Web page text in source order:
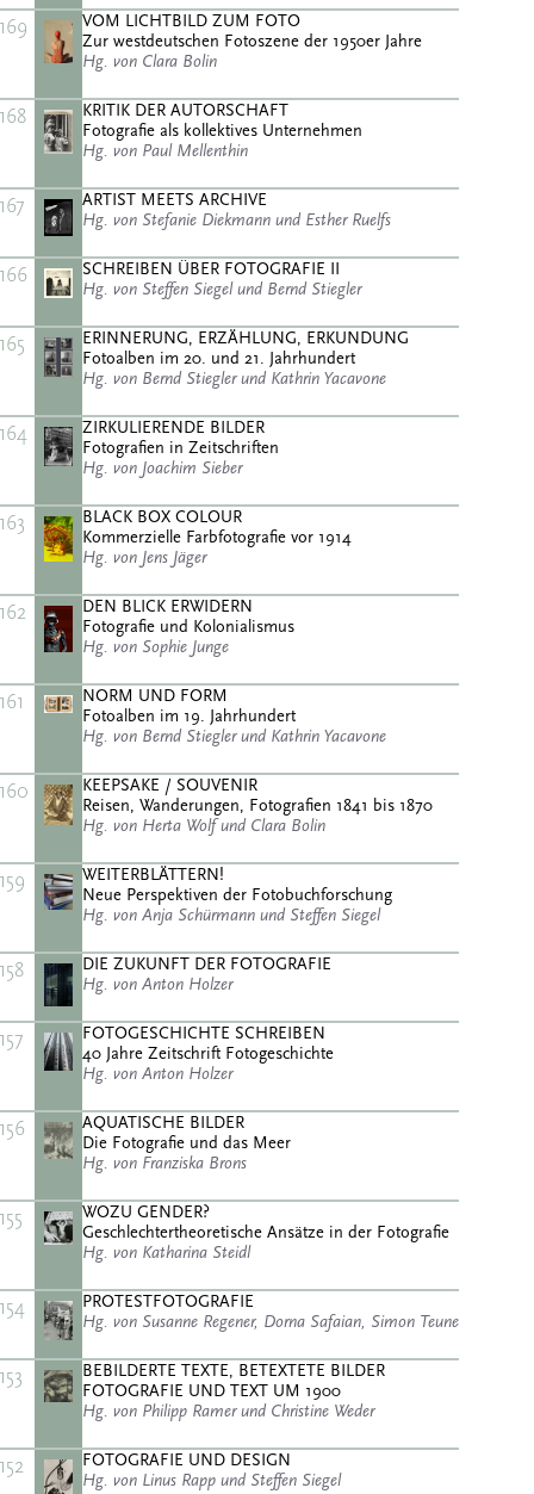
169
VOM LICHTBILD ZUM FOTO
Zur westdeutschen Fotoszene der 1950er Jahre
Hg. von Clara Bolin
168
KRITIK DER AUTORSCHAFT
Fotografie als kollektives Unternehmen
Hg. von Paul Mellenthin
167
ARTIST MEETS ARCHIVE
Hg. von Stefanie Diekmann und Esther Ruelfs
166
SCHREIBEN ÜBER FOTOGRAFIE II
Hg. von Steffen Siegel und Bernd Stiegler
165
ERINNERUNG, ERZÄHLUNG, ERKUNDUNG
Fotoalben im 20. und 21. Jahrhundert
Hg. von Bernd Stiegler und Kathrin Yacavone
164
ZIRKULIERENDE BILDER
Fotografien in Zeitschriften
Hg. von Joachim Sieber
163
BLACK BOX COLOUR
Kommerzielle Farbfotografie vor 1914
Hg. von Jens Jäger
162
DEN BLICK ERWIDERN
Fotografie und Kolonialismus
Hg. von Sophie Junge
161
NORM UND FORM
Fotoalben im 19. Jahrhundert
Hg. von Bernd Stiegler und Kathrin Yacavone
160
KEEPSAKE / SOUVENIR
Reisen, Wanderungen, Fotografien 1841 bis 1870
Hg. von Herta Wolf und Clara Bolin
159
WEITERBLÄTTERN!
Neue Perspektiven der Fotobuchforschung
Hg. von Anja Schürmann und Steffen Siegel
158
DIE ZUKUNFT DER FOTOGRAFIE
Hg. von Anton Holzer
157
FOTOGESCHICHTE SCHREIBEN
40 Jahre Zeitschrift Fotogeschichte
Hg. von Anton Holzer
156
AQUATISCHE BILDER
Die Fotografie und das Meer
Hg. von Franziska Brons
155
WOZU GENDER?
Geschlechtertheoretische Ansätze in der Fotografie
Hg. von Katharina Steidl
154
PROTESTFOTOGRAFIE
Hg. von Susanne Regener, Dorna Safaian, Simon Teune
153
BEBILDERTE TEXTE, BETEXTETE BILDER
FOTOGRAFIE UND TEXT UM 1900
Hg. von Philipp Ramer und Christine Weder
152
FOTOGRAFIE UND DESIGN
Hg. von Linus Rapp und Steffen Siegel